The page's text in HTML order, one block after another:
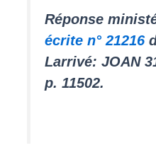
Réponse
écrite n° 21216
Larrivé: JOAN
p. 11502.